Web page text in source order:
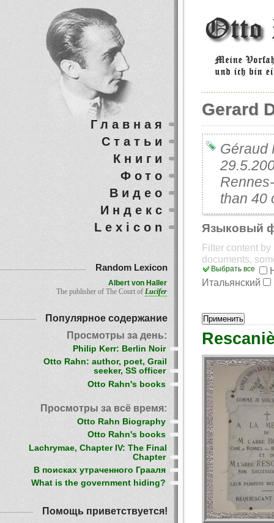
Gerard
Géraud
than 40
Языковый
Filter content
documents,
Выбрать все
Итальянский
Главная
Статьи
Книги
Фото
Видео
Индекс
Lexicon
Random Lexicon
Albert von Haller
The publisher of The Court of Lucifer
Популярное содержание
Просмотры за день:
Philip Kerr: Berlin Noir
Otto Rahn: author, poet, Grail
seeker, SS officer
Otto Rahn's books
Просмотры за всё время:
Otto Rahn Biography
Otto Rahn's books
Lachrymae, Chapter IV: The Final
Chapter
В поисках утраченного Грааля
What is the government hiding?
Помощь приветствуется!